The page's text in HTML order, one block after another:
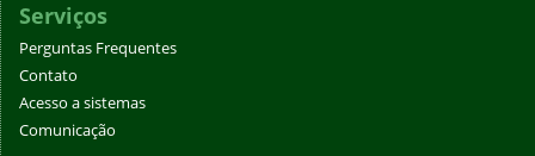
Serviços
Perguntas Frequentes
Contato
Acesso a sistemas
Comunicação